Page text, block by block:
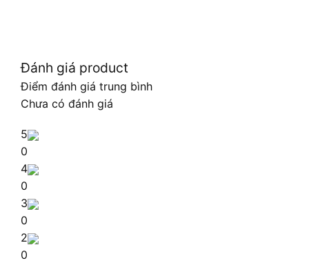
Đánh giá product
Điểm đánh giá trung bình
Chưa có đánh giá
5
0
4
0
3
0
2
0